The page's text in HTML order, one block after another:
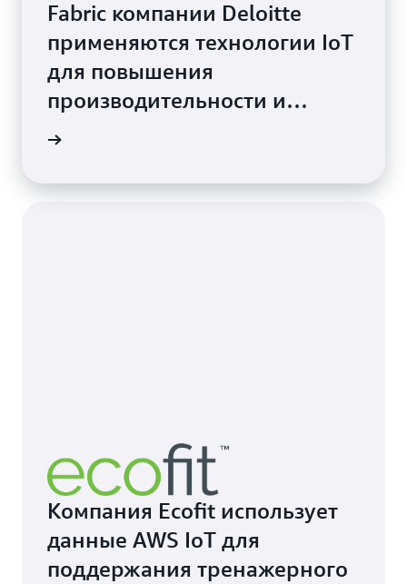
Fabric компании Deloitte
применяются технологии IoT
для повышения
производительности и
сокращения затрат
Компания Ecofit использует
данные AWS IoT для
поддержания тренажерного